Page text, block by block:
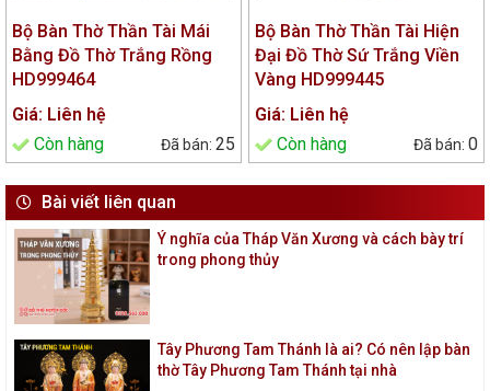
Bộ Bàn Thờ Thần Tài Mái
Bằng Đồ Thờ Trắng Rồng
HD999464
Giá: Liên hệ
Còn hàng
25
Bộ Bàn Thờ Thần Tài Hiện
Đại Đồ Thờ Sứ Trắng Viền
Vàng HD999445
Giá: Liên hệ
Còn hàng
0
Bài viết liên quan
Ý nghĩa của Tháp Văn Xương và cách bày trí
trong phong thủy
Tây Phương Tam Thánh là ai? Có nên lập bàn
thờ Tây Phương Tam Thánh tại nhà